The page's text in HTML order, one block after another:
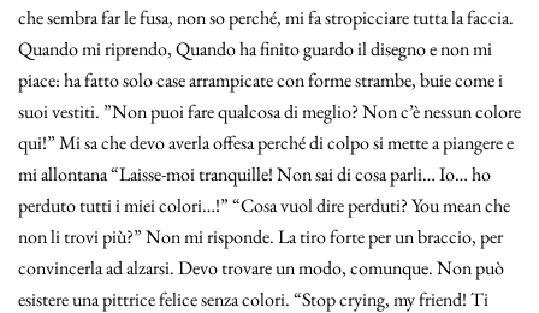
che sembra far le fusa, non so perché, mi fa stropicciare tutta la faccia.
Quando mi riprendo, Quando ha finito guardo il disegno e non mi
piace: ha fatto solo case arrampicate con forme strambe, buie come i
suoi vestiti. ”Non puoi fare qualcosa di meglio? Non c’è nessun colore
qui!” Mi sa che devo averla offesa perché di colpo si mette a piangere e
mi allontana “Laisse-moi tranquille! Non sai di cosa parli… Io… ho
perduto tutti i miei colori…!” “Cosa vuol dire perduti? You mean che
non li trovi più?” Non mi risponde. La tiro forte per un braccio, per
convincerla ad alzarsi. Devo trovare un modo, comunque. Non può
esistere una pittrice felice senza colori. “Stop crying, my friend! Ti